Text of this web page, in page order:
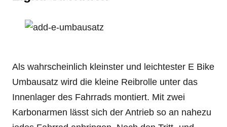
Als wahrscheinlich kleinster und leichtester E Bike
Umbausatz wird die kleine Reibrolle unter das
Innenlager des Fahrrads montiert. Mit zwei
Karbonarmen lässt sich der Antrieb so an nahezu